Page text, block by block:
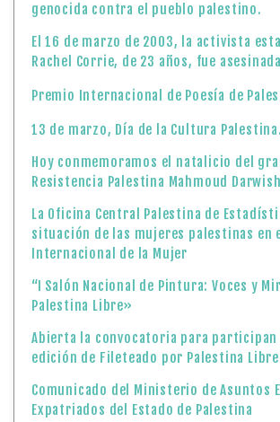
genocida contra el pueblo palestino.
El 16 de marzo de 2003, la activista
Rachel Corrie, de 23 años, fue
Premio Internacional de Poesía de
13 de marzo, Día de la Cultura Palestina.
Hoy conmemoramos el natalicio del
Resistencia Palestina Mahmoud Darwish
La Oficina Central Palestina de
situación de las mujeres palestinas en
Internacional de la Mujer
“I Salón Nacional de Pintura: Voces y
Palestina Libre»
Abierta la convocatoria para participan
edición de Fileteado por Palestina Libre
Comunicado del Ministerio de Asuntos
Expatriados del Estado de Palestina